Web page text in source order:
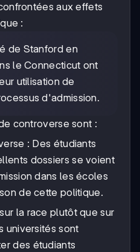
aux effets
:
de Stanford en
le Connecticut ont
utilisation de
d'admission.
controverse sont :
: Des étudiants
dossiers se voient
dans les écoles
de cette politique.
la race plutôt que sur
universités sont
des étudiants